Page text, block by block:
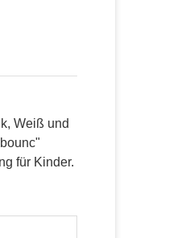
Weiß und
für Kinder.